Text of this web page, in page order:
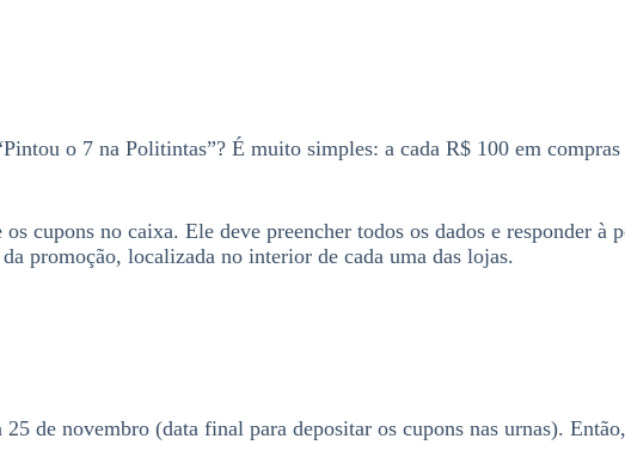
o 7 na Politintas”? É muito simples: a cada R$ 100 em
cupons no caixa. Ele deve preencher todos os dados e responder
promoção, localizada no interior de cada uma das lojas.
de novembro (data final para depositar os cupons nas urnas).